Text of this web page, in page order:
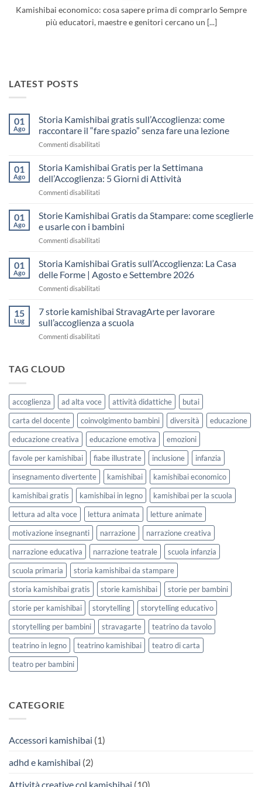
Kamishibai economico: cosa sapere prima di comprarlo Sempre
più educatori, maestre e genitori cercano un [...]
LATEST POSTS
01
Ago
Storia Kamishibai gratis sull’Accoglienza: come
raccontare il “fare spazio” senza fare una lezione
Commenti disabilitati
Kamishibai
sull’Accoglienza:
il
“fare
una
lezione
01
Ago
Storia Kamishibai Gratis per la Settimana
dell’Accoglienza: 5 Giorni di Attività
Commenti disabilitati
Kamishibai
per
dell’Accoglienza:
Giorni
01
Ago
Storie Kamishibai Gratis da Stampare: come sceglierle
e usarle con i bambini
Commenti disabilitati
Kamishibai
da
sceglierle
01
Ago
Storia Kamishibai Gratis sull’Accoglienza: La Casa
delle Forme | Agosto e Settembre 2026
Commenti disabilitati
Kamishibai
sull’Accoglienza:
Settembre
2026
15
Lug
7 storie kamishibai StravagArte per lavorare
sull’accoglienza a scuola
Commenti disabilitati
lavorare
sull’accoglienza
a
scuola
TAG CLOUD
accoglienza ad alta voce attività didattiche
butai
carta del docente
coinvolgimento bambini diversità
educazione
educazione creativa
educazione emotiva
emozioni
favole per kamishibai
fiabe illustrate inclusione
infanzia
insegnamento divertente
kamishibai
kamishibai economico
kamishibai gratis
kamishibai in legno
kamishibai per la scuola
lettura ad alta voce
lettura animata
letture animate
motivazione insegnanti
narrazione
narrazione creativa
narrazione educativa
narrazione teatrale
scuola infanzia
scuola primaria
storia kamishibai da stampare
storia kamishibai gratis
storie kamishibai
storie per bambini
storie per kamishibai
storytelling
storytelling educativo
storytelling per bambini
stravagarte
teatrino da tavolo
teatrino in legno
teatrino kamishibai
teatro di carta
teatro per bambini
CATEGORIE
Accessori kamishibai (1)
adhd e kamishibai (2)
Attività creative col kamishibai (10)